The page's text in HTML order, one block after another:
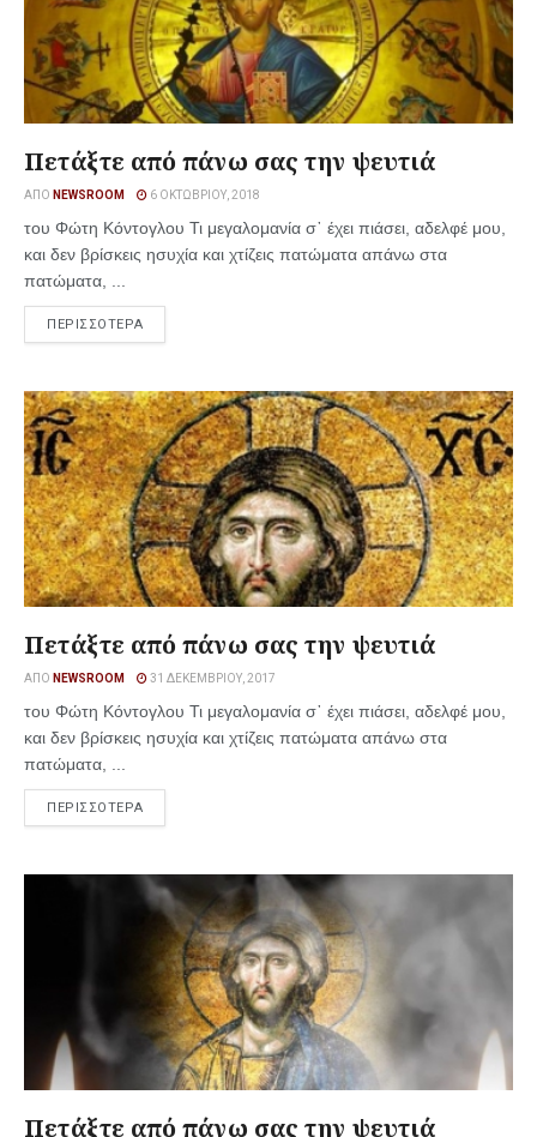
Πετάξτε από πάνω σας την ψευτιά
ΑΠΌ NEWSROOM 6 ΟΚΤΩΒΡΊΟΥ, 2018
του Φώτη Κόντογλου Τι μεγαλομανία σ᾿ έχει πιάσει, αδελφέ μου,
και δεν βρίσκεις ησυχία και χτίζεις πατώματα απάνω στα
πατώματα, ...
ΠΕΡΙΣΣΟΤΕΡΑ
Πετάξτε από πάνω σας την ψευτιά
ΑΠΌ NEWSROOM 31 ΔΕΚΕΜΒΡΊΟΥ, 2017
του Φώτη Κόντογλου Τι μεγαλομανία σ᾿ έχει πιάσει, αδελφέ μου,
και δεν βρίσκεις ησυχία και χτίζεις πατώματα απάνω στα
πατώματα, ...
ΠΕΡΙΣΣΟΤΕΡΑ
Πετάξτε από πάνω σας την ψευτιά